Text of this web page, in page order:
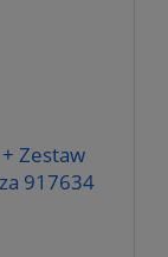
+ Zestaw
917634